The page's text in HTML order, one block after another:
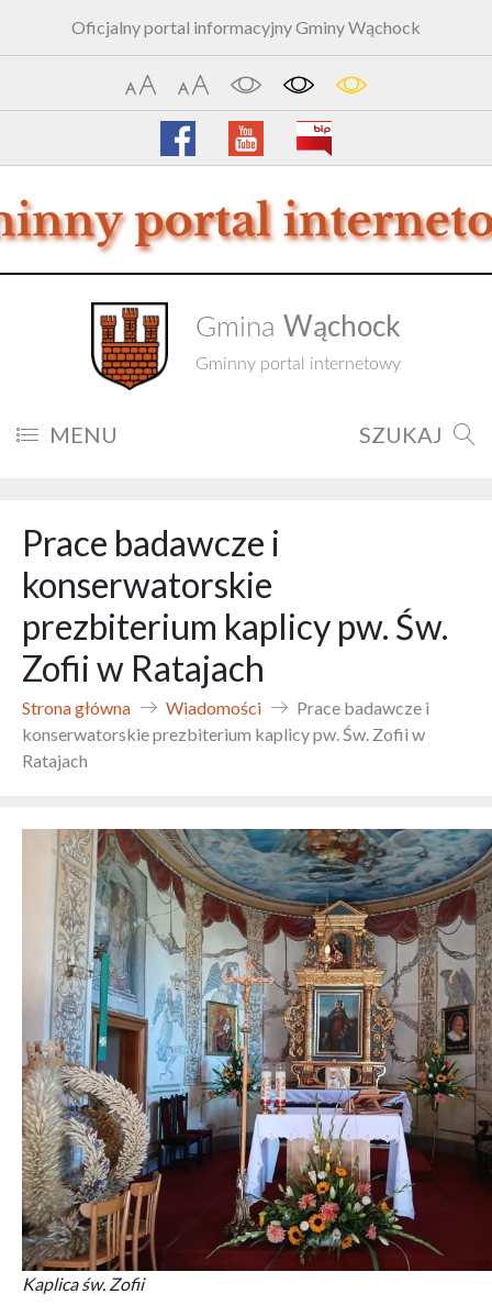
Oficjalny portal informacyjny Gminy Wąchock
Gmina Wąchock
Gminny portal internetowy
MENU SZUKAJ
Prace badawcze i
konserwatorskie
prezbiterium kaplicy pw. Św.
Zofii w Ratajach
Strona główna Wiadomości
Prace badawcze i
konserwatorskie prezbiterium kaplicy pw. Św. Zofii w
Ratajach
Kaplica św. Zofii